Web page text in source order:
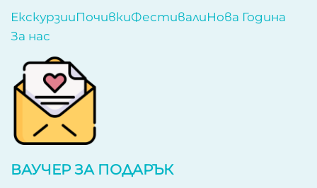
ЕкскурзииПочивкиФестивалиНова Година
За нас
ВАУЧЕР ЗА ПОДАРЪК